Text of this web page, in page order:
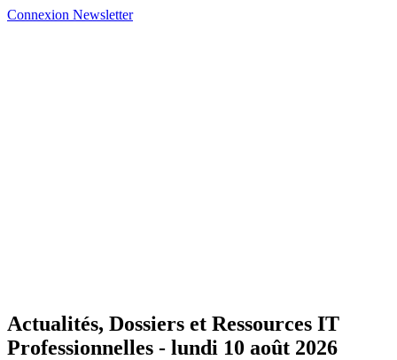
Connexion Newsletter
Actualités, Dossiers et Ressources IT
Professionnelles - lundi 10 août 2026